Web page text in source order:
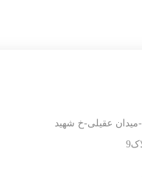
میدان عقیلی-خ شهید